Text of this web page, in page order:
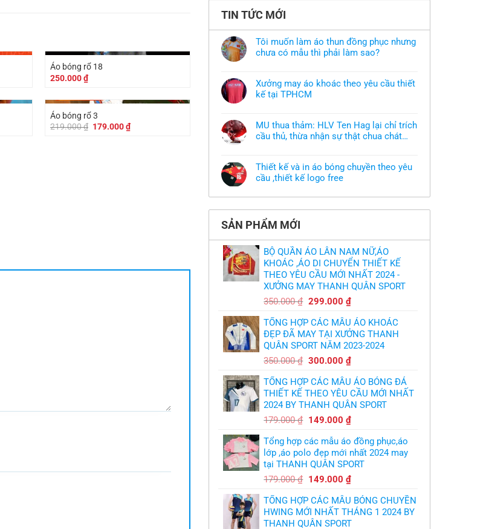
Áo bóng rổ 18
250.000₫
Áo bóng rổ 3
219.000₫ Giá
179.000₫Giá
hiện
TIN TỨC MỚI
Tôi muốn làm áo thun đồng phục nhưng
chưa có mẫu thì phải làm sao?
bình
luận
ở
Tôi
áo
thun
đồng
có
mẫu
thì
Xưởng may áo khoác theo yêu cầu thiết
kế tại TPHCM
bình
luận
ở
Xưởng
khoác
theo
yêu
kế
MU thua thảm: HLV Ten Hag lại chỉ trích
cầu thủ, thừa nhận sự thật chua chát
bình
luận
ở
MU
thảm:
Ten
Hag
lại
trích
cầu
thủ,
thừa
nhận
sự
thật
chát
của
bầy
quỷ
nhỏ
Thiết kế và in áo bóng chuyền theo yêu
cầu ,thiết kế logo free
có
luận
Thiết
và
in
áo
bóng
chuyền
theo
yêu
cầu
,thiết
free
SẢN PHẨM MỚI
BỘ QUẦN ÁO LÂN NAM NỮ,ÁO
KHOÁC ,ÁO DI CHUYỂN THIẾT KẾ
THEO YÊU CẦU MỚI NHẤT 2024 -
XƯỞNG MAY THANH QUÂN SPORT
350.000₫ Giá
là:
350.000 ₫.
299.000 ₫Giá
tại
là:
299.000 ₫.
TỔNG HỢP CÁC MẪU ÁO KHOÁC
ĐẸP ĐÃ MAY TẠI XƯỞNG THANH
QUÂN SPORT NĂM 2023-2024
350.000₫ Giá
là:
350.000 ₫.
300.000 ₫Giá
tại
là:
300.000 ₫.
TỔNG HỢP CÁC MẪU ÁO BÓNG ĐÁ
THIẾT KẾ THEO YÊU CẦU MỚI NHẤT
2024 BY THANH QUÂN SPORT
179.000₫ Giá
là:
179.000 ₫.
149.000 ₫Giá
tại
là:
149.000 ₫.
Tổng hợp các mẫu áo đồng phục,áo
lớp ,áo polo đẹp mới nhất 2024 may
tại THANH QUÂN SPORT
179.000₫ Giá
là:
179.000 ₫.
149.000 ₫Giá
tại
là:
TỔNG HỢP CÁC MẪU BÓNG CHUYỀN
HWING MỚI NHẤT THÁNG 1 2024 BY
THANH QUÂN SPORT